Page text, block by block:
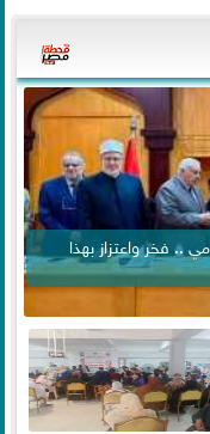
.. فخر واعتزاز بهذا